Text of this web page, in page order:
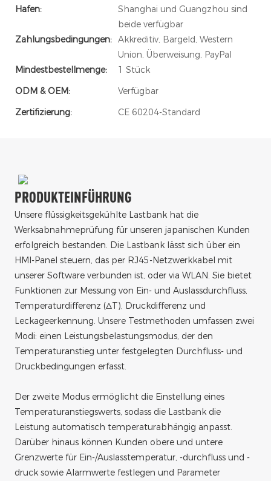
Hafen:
Shanghai und Guangzhou sind
beide verfügbar
Zahlungsbedingungen: Akkreditiv, Bargeld, Western
Union, Überweisung, PayPal
Mindestbestellmenge:
1 Stück
ODM & OEM:
Verfügbar
Zertifizierung:
CE 60204-Standard
PRODUKTEINFÜHRUNG
Unsere flüssigkeitsgekühlte Lastbank hat die
Werksabnahmeprüfung für unseren japanischen Kunden
erfolgreich bestanden. Die Lastbank lässt sich über ein
HMI-Panel steuern, das per RJ45-Netzwerkkabel mit
unserer Software verbunden ist, oder via WLAN. Sie bietet
Funktionen zur Messung von Ein- und Auslassdurchfluss,
Temperaturdifferenz (ΔT), Druckdifferenz und
Leckageerkennung. Unsere Testmethoden umfassen zwei
Modi: einen Leistungsbelastungsmodus, der den
Temperaturanstieg unter festgelegten Durchfluss- und
Druckbedingungen erfasst.
Der zweite Modus ermöglicht die Einstellung eines
Temperaturanstiegswerts, sodass die Lastbank die
Leistung automatisch temperaturabhängig anpasst.
Darüber hinaus können Kunden obere und untere
Grenzwerte für Ein-/Auslasstemperatur, -durchfluss und -
druck sowie Alarmwerte festlegen und Parameter